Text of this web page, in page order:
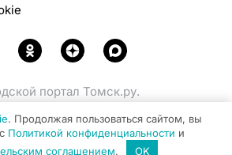
портал Томск.ру.
развития, связи и массовых
Федерации.
. Продолжая пользоваться сайтом, вы
Политикой конфиденциальности и
соглашением. OK